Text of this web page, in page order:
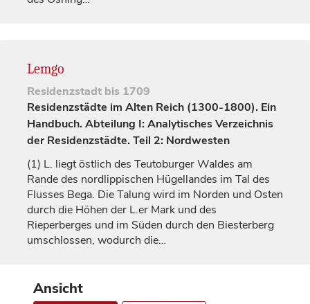
Lemgo
Residenzstadt bis 1709
Residenzstädte im Alten Reich (1300-1800). Ein
Handbuch. Abteilung I: Analytisches Verzeichnis
der Residenzstädte. Teil 2: Nordwesten
(1) L. liegt östlich des Teutoburger Waldes am
Rande des nordlippischen Hügellandes im Tal des
Flusses Bega. Die Talung wird im Norden und Osten
durch die Höhen der L.er Mark und des
Rieperberges und im Süden durch den Biesterberg
umschlossen, wodurch die…
Ansicht